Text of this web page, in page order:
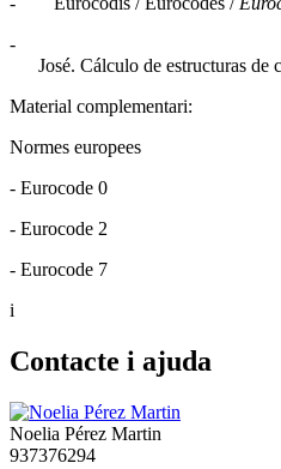
-
José. Cálculo de estructuras de
Material complementari:
Normes europees
- Eurocode 0
- Eurocode 2
- Eurocode 7
i
Contacte i ajuda
Noelia Pérez Martin
937376294